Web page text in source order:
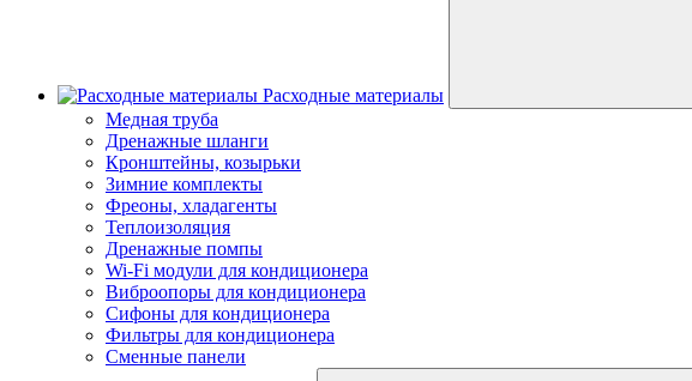
Расходные материалы
Медная труба
Дренажные шланги
Кронштейны, козырьки
Зимние комплекты
Фреоны, хладагенты
Теплоизоляция
Дренажные помпы
Wi-Fi модули для кондиционера
Виброопоры для кондиционера
Сифоны для кондиционера
Фильтры для кондиционера
Сменные панели